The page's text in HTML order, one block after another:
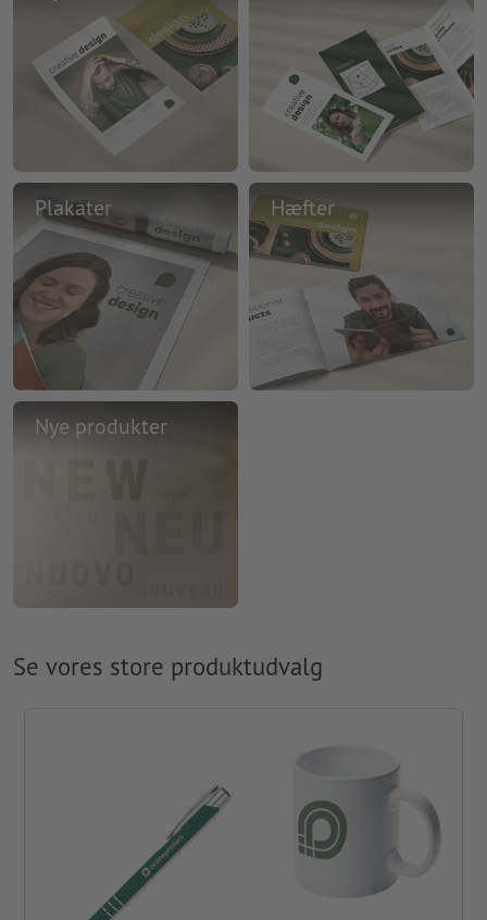
Plakater Hæfter
Nye produkter
Se vores store produktudvalg